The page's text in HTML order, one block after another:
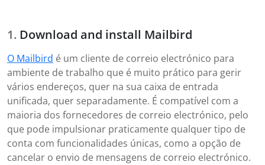
Download and install Mailbird
O Mailbird é um cliente de correio electrónico para
ambiente de trabalho que é muito prático para gerir
vários endereços, quer na sua caixa de entrada
unificada, quer separadamente. É compatível com a
maioria dos fornecedores de correio electrónico, pelo
que pode impulsionar praticamente qualquer tipo de
conta com funcionalidades únicas, como a opção de
cancelar o envio de mensagens de correio electrónico.